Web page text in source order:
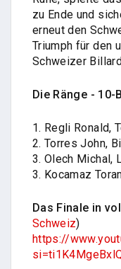
zu Ende und
erneut den
Triumph für den
Schweizer
Die Ränge - 10-
1. Regli Ronald,
2. Torres John,
3. Olech Michal,
3. Kocamaz
Das Finale in
Schweiz)
https://